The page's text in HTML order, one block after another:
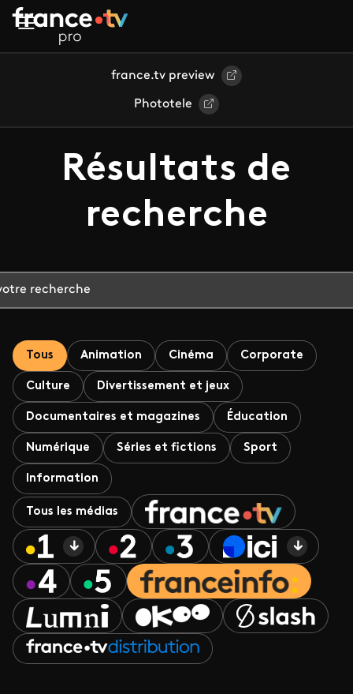
Aller au contenu principal
france.tv preview
Phototele
Résultats de
recherche
Tous Animation Cinéma Corporate
Culture Divertissement et jeux
Documentaires et magazines Éducation
Numérique Séries et fictions Sport
Information
Tous les médias